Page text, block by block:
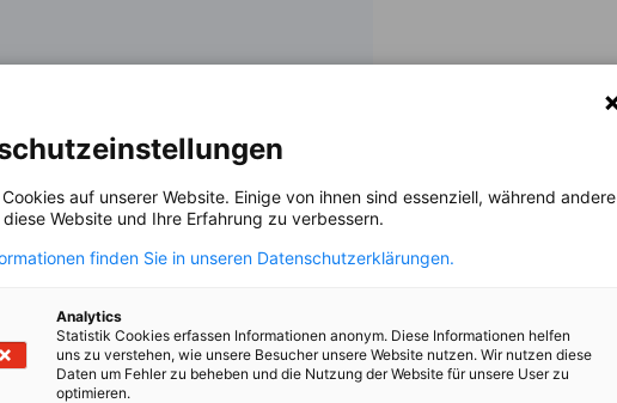
zbornici, informacije o stanju na trgu in
auf unserer Website. Einige von ihnen sind essenziell, während andere
Website und Ihre Erfahrung zu verbessern.
finden Sie in unseren Datenschutzerklärungen.
Analytics
Statistik Cookies erfassen Informationen anonym. Diese Informationen helfen
uns zu verstehen, wie unsere Besucher unsere Website nutzen. Wir nutzen diese
Daten um Fehler zu beheben und die Nutzung der Website für unsere User zu
optimieren.